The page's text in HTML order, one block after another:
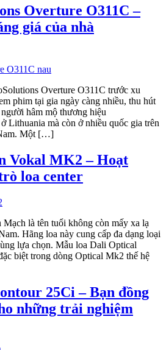
Overture O311C –
giá của nhà
Overture O311C trước xu
phim tại gia ngày càng nhiều, thu hút
hâm mộ thương hiệu
Lithuania mà còn ở nhiều quốc gia trên
Một […]
Vokal MK2 – Hoạt
loa center
là tên tuổi không còn mấy xa lạ
Hãng loa này cung cấp đa dạng loại
lựa chọn. Mẫu loa Dali Optical
biệt trong dòng Optical Mk2 thế hệ
25Ci – Bạn đồng
những trải nghiệm